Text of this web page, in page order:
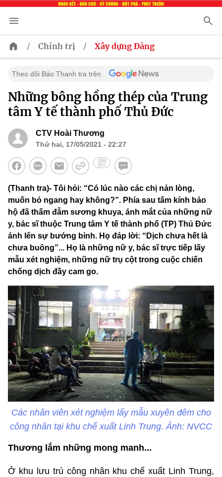
/ Chính trị / Xây dựng Đảng
Theo dõi Báo Thanh tra trên
Những bông hồng thép của Trung
tâm Y tế thành phố Thủ Đức
CTV Hoài Thương
Thứ hai, 17/05/2021 - 22:27
(Thanh tra)- Tôi hỏi: “Có lúc nào các chị nản lòng,
muốn bỏ ngang hay không?”. Phía sau tấm kính bảo
hộ đã thấm đẫm sương khuya, ánh mắt của những nữ
y, bác sĩ thuộc Trung tâm Y tế thành phố (TP) Thủ Đức
ánh lên sự bướng bỉnh. Họ đáp lời: “Dịch chưa hết là
chưa buông”... Họ là những nữ y, bác sĩ trực tiếp lấy
mẫu xét nghiệm, những nữ trụ cột trong cuộc chiến
chống dịch đầy cam go.
Các nhân viên xét nghiệm lấy mẫu xuyên đêm cho
công nhân tại khu chế xuất Linh Trung. Ảnh: NVCC
Thương lắm những mong manh...
Ở khu lưu trú công nhân khu chế xuất Linh Trung,